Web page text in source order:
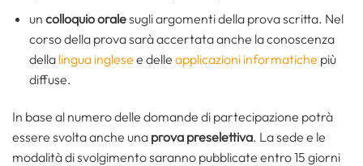
un colloquio oralesugli argomenti della prova scritta. Nel
corso della prova sarà accertata anche la conoscenza
della lingua inglese e delle applicazioni informatiche più
diffuse.
In base al numero delle domande di partecipazione potrà
essere svolta anche una prova preselettiva. La sede e le
modalità di svolgimento saranno pubblicate entro 15 giorni